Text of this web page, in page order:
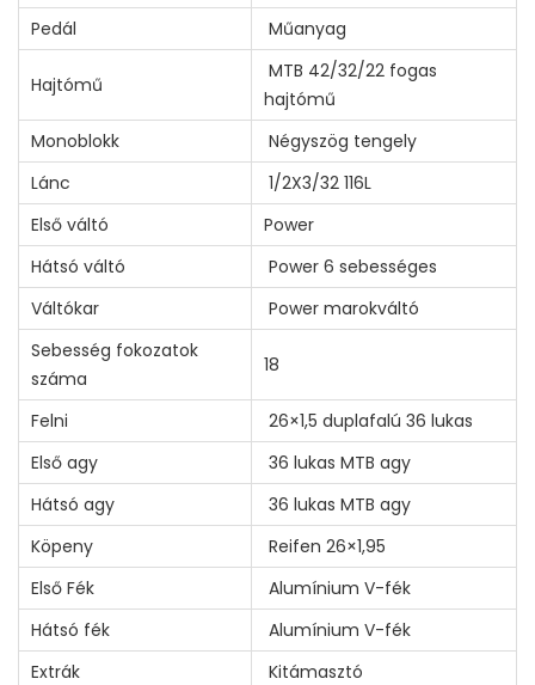
Pedál
Műanyag
Hajtómű
MTB 42/32/22 fogas
hajtómű
Monoblokk
Négyszög tengely
Lánc
1/2X3/32 116L
Első váltó
Power
Hátsó váltó
Power 6 sebességes
Váltókar
Power marokváltó
Sebesség fokozatok
száma
18
Felni
26×1,5 duplafalú 36 lukas
Első agy
36 lukas MTB agy
Hátsó agy
36 lukas MTB agy
Köpeny
Reifen 26×1,95
Első Fék
Alumínium V-fék
Hátsó fék
Alumínium V-fék
Extrák
Kitámasztó